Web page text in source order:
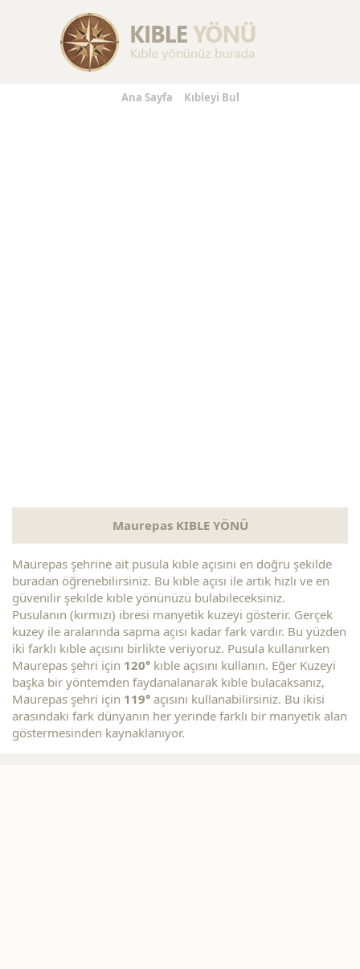
Replica Handbags
Ana Sayfa Kıbleyi Bul
Maurepas KIBLE YÖNÜ
Maurepas şehrine ait pusula kıble açısını en doğru şekilde
buradan öğrenebilirsiniz. Bu kıble açısı ile artık hızlı ve en
güvenilir şekilde kıble yönünüzü bulabileceksiniz.
Pusulanın (kırmızı) ibresi manyetik kuzeyi gösterir. Gerçek
kuzey ile aralarında sapma açısı kadar fark vardır. Bu yüzden
iki farklı kıble açısını birlikte veriyoruz. Pusula kullanırken
Maurepas şehri için 120° kıble açısını kullanın. Eğer Kuzeyi
başka bir yöntemden faydanalanarak kıble bulacaksanız,
Maurepas şehri için 119° açısını kullanabilirsiniz. Bu ikisi
arasındaki fark dünyanın her yerinde farklı bir manyetik alan
göstermesinden kaynaklanıyor.